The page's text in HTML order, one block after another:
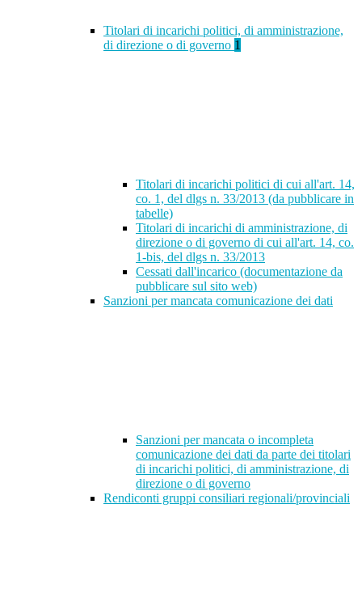
Titolari di incarichi politici, di amministrazione,
di direzione o di governo 1
Titolari di incarichi politici di cui all'art. 14,
co. 1, del dlgs n. 33/2013 (da pubblicare in
tabelle)
Titolari di incarichi di amministrazione, di
direzione o di governo di cui all'art. 14, co.
1-bis, del dlgs n. 33/2013
Cessati dall'incarico (documentazione da
pubblicare sul sito web)
Sanzioni per mancata comunicazione dei dati
Sanzioni per mancata o incompleta
comunicazione dei dati da parte dei titolari
di incarichi politici, di amministrazione, di
direzione o di governo
Rendiconti gruppi consiliari regionali/provinciali